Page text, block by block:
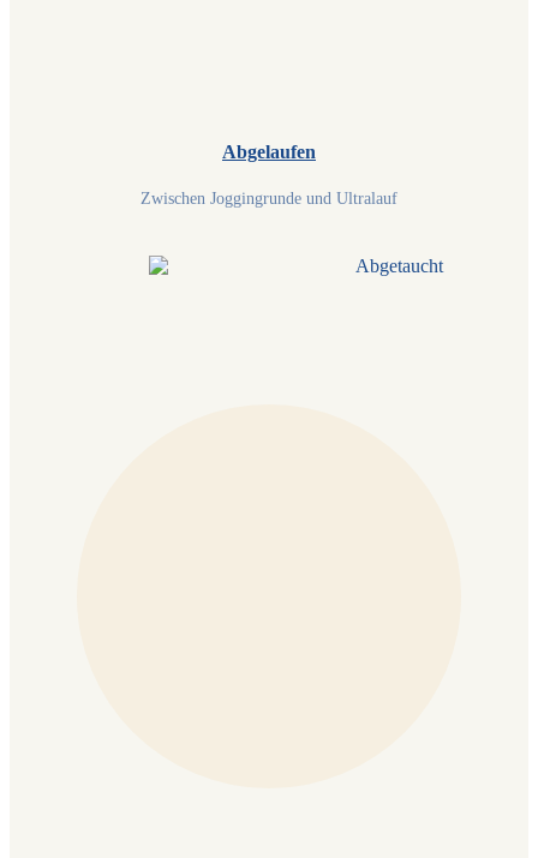
Abgelaufen
Zwischen Joggingrunde und Ultralauf